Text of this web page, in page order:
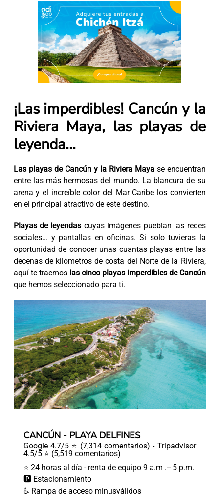
¡Las imperdibles! Cancún y la
Riviera Maya, las playas de
leyenda...
Las playas de Cancún y la Riviera Maya se encuentran
entre las más hermosas del mundo. La blancura de su
arena y el increíble color del Mar Caribe los convierten
en el principal atractivo de este destino.
Playas de leyendas cuyas imágenes pueblan las redes
sociales... y pantallas en oficinas. Si solo tuvieras la
oportunidad de conocer unas cuantas playas entre las
decenas de kilómetros de costa del Norte de la Riviera,
aquí te traemos las cinco playas imperdibles de Cancún
que hemos seleccionado para ti.
CANCÚN - PLAYA DELFINES
Google 4.7/5 ⭐ (7,314 comentarios) - Tripadvisor
4.5/5 ⭐ (5,519 comentarios)
⭐ 24 horas al día - renta de equipo 9 a.m .-- 5 p.m.
🅿️ Estacionamiento
♿ Rampa de acceso minusválidos